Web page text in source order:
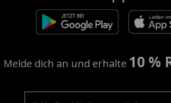
Melde dich an und erhalte 10 %